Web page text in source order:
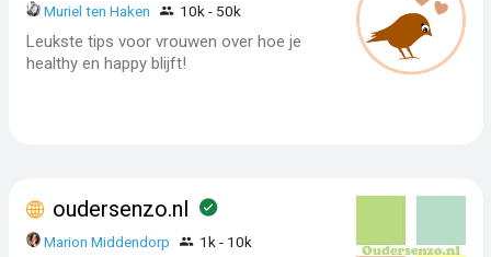
Muriel ten Haken 10k - 50k
Leukste tips voor vrouwen over hoe je
healthy en happy blijft!
oudersenzo.nl
Marion Middendorp 1k - 10k